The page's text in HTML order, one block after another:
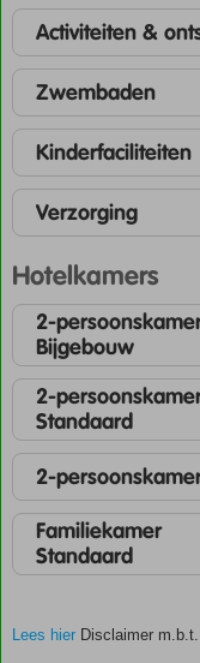
Activiteiten &
Zwembaden
Kinderfaciliteiten
Verzorging
Hotelkamers
2-
Bijgebouw
2-
Standaard
2-
Familiekamer
Standaard
Lees hier Disclaimer